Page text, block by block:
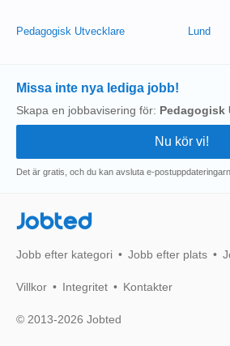
Pedagogisk Utvecklare Lund
Missa inte nya lediga jobb!
Skapa en jobbavisering för: Pedagogisk
Det är gratis, och du kan avsluta e-
Jobted
Jobb efter kategori Jobb efter plats
Villkor Integritet Kontakter
© 2013-2026 Jobted